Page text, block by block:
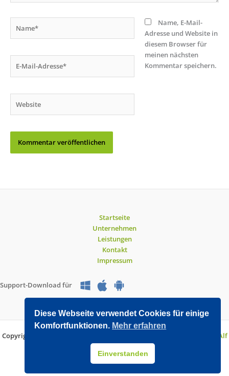
Mail-
Name, E-Mail-
Adresse und Website in
diesem Browser für
meinen nächsten
Kommentar speichern.
Startseite
Unternehmen
Leistungen
Kontakt
Impressum
Support-Download für
Copyright © 2026 O&V DATEC GmbH | Entwickelt mit WordPress von
Alf
Drollinger
Diese Webseite verwendet Cookies für einige
Komfortfunktionen. Mehr erfahren
Einverstanden